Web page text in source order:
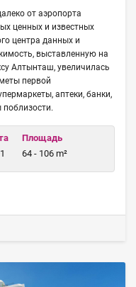
от аэропорта
ценных и известных
центра данных и
выставленную на
Алтынташ, увеличилась
первой
аптеки, банки,
Площадь
64 - 106 m²